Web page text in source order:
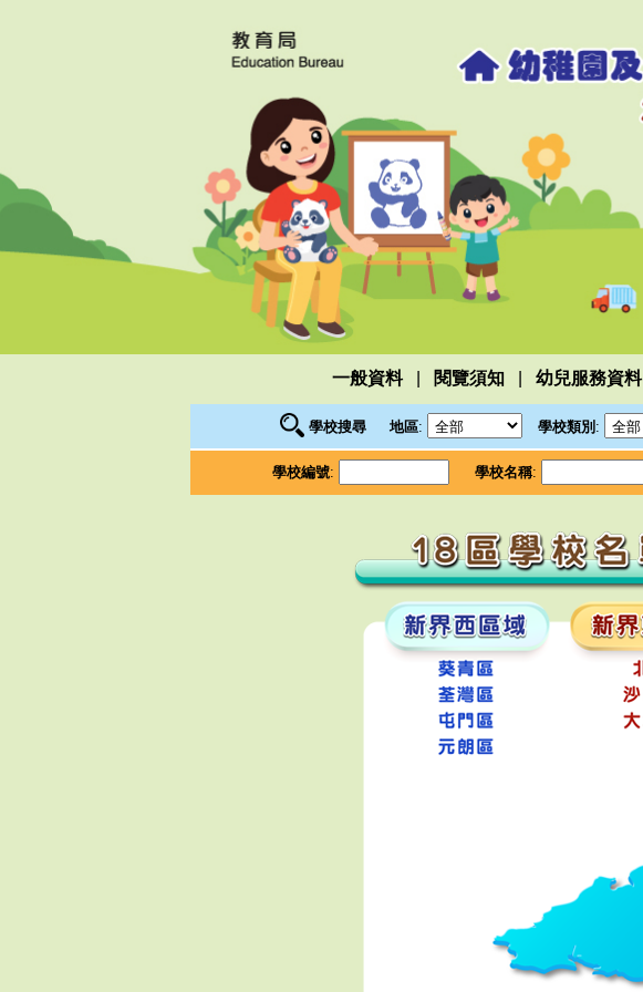
一般資料 閱覽須知 幼兒服務資料
學校搜尋 地區: 學校類別 :
學校編號: 學校名稱: